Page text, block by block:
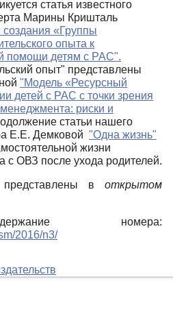
статья известного
Марины Кришталь
«Группы
опыта к
помощи детям с РАС".
опыт" представлены
"Модель «Ресурсный
детей с РАС с точки зрения
риски и
статьи нашего
Е.Е. Демковой "Одна жизнь"
жизни
с ОВЗ после ухода родителей.
в открытом
номера:
2016/n3/